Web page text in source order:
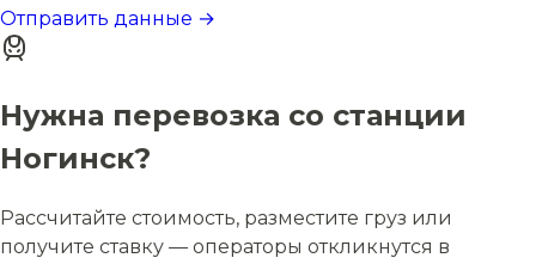
Отправить данные →
Нужна перевозка со станции
Ногинск?
Рассчитайте стоимость, разместите груз или
получите ставку — операторы откликнутся в